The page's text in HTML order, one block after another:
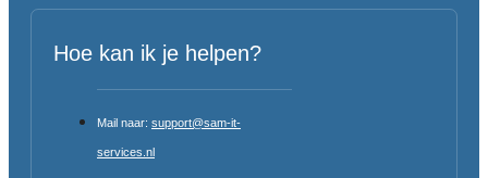
Hoe kan ik je helpen?
Mail naar: support@sam-it-
services.nl